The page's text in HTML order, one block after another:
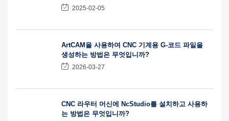
2025-02-05
ArtCAM을 사용하여 CNC 기계용 G-코드 파일을
생성하는 방법은 무엇입니까?
2026-03-27
CNC 라우터 머신에 NcStudio를 설치하고 사용하
는 방법은 무엇입니까?